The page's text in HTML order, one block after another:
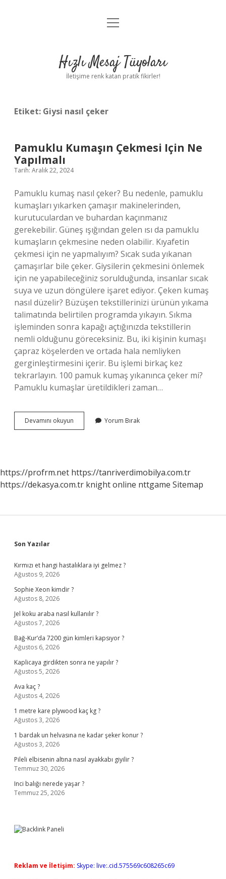
Anasayfa
Yasal Uyarı
menüyü
Hızlı Mesaj Tüyoları
İletişime renk katan pratik fikirler!
Etiket: Giysi nasıl çeker
Pamuklu Kumaşın Çekmesi Için Ne
Yapılmalı
Tarih: Aralık 22, 2024
Pamuklu kumaş nasıl çeker? Bu nedenle, pamuklu
kumaşları yıkarken çamaşır makinelerinden,
kurutuculardan ve buhardan kaçınmanız
gerekebilir. Güneş ışığından gelen ısı da pamuklu
kumaşların çekmesine neden olabilir. Kıyafetin
çekmesi için ne yapmalıyım? Sıcak suda yıkanan
çamaşırlar bile çeker. Giysilerin çekmesini önlemek
için ne yapabileceğiniz sorulduğunda, insanlar sıcak
suya ve uzun döngülere işaret ediyor. Çeken kumaş
nasıl düzelir? Büzüşen tekstillerinizi ürünün yıkama
talimatında belirtilen programda yıkayın. Sıkma
işleminden sonra kapağı açtığınızda tekstillerin
nemli olduğunu göreceksiniz. Bu, iki kişinin kumaşı
çapraz köşelerden ve ortada hala nemliyken
gerginleştirmesini içerir. Bu işlemi birkaç kez
tekrarlayın. 100 pamuk kumaş yıkanınca çeker mi?
Pamuklu kumaşlar üretildikleri zaman…
Devamını okuyun Pamuklu
Kumaşın
Yorum Bırak
https://profrm.net https://tanriverdimobilya.com.tr
https://dekasya.com.tr knight online nttgame Sitemap
Sidebar
Son Yazılar
Kırmızı et hangi hastalıklara iyi gelmez ?
Ağustos 9, 2026
Sophie Xeon kimdir ?
Ağustos 8, 2026
Jel koku araba nasıl kullanılır ?
Ağustos 7, 2026
Bağ-Kur’da 7200 gün kimleri kapsıyor ?
Ağustos 6, 2026
Kaplicaya girdikten sonra ne yapılır ?
Ağustos 5, 2026
Ava kaç ?
Ağustos 4, 2026
1 metre kare plywood kaç kg ?
Ağustos 3, 2026
1 bardak un helvasına ne kadar şeker konur ?
Ağustos 3, 2026
Pileli elbisenin altına nasıl ayakkabı giyilir ?
Temmuz 30, 2026
Inci balığı nerede yaşar ?
Temmuz 25, 2026
Reklam ve İletişim: Skype: live:.cid.575569c608265c69